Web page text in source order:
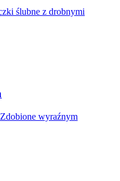
ślubne z drobnymi
Zdobione wyraźnym